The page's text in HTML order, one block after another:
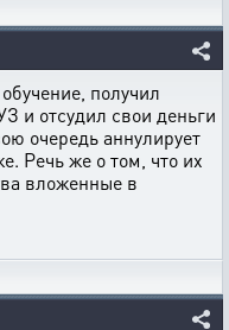
получил
и отсудил свои деньги
очередь аннулирует
Речь же о том, что их
вложенные в